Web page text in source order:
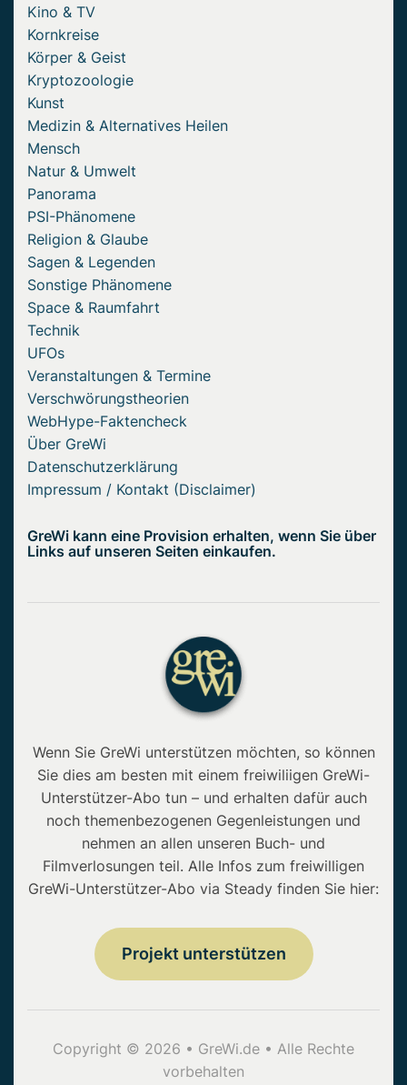
Kino & TV
Kornkreise
Körper & Geist
Kryptozoologie
Kunst
Medizin & Alternatives Heilen
Mensch
Natur & Umwelt
Panorama
PSI-Phänomene
Religion & Glaube
Sagen & Legenden
Sonstige Phänomene
Space & Raumfahrt
Technik
UFOs
Veranstaltungen & Termine
Verschwörungstheorien
WebHype-Faktencheck
Über GreWi
Datenschutzerklärung
Impressum / Kontakt (Disclaimer)
GreWi kann eine Provision erhalten, wenn Sie über
Links auf unseren Seiten einkaufen.
Wenn Sie GreWi unterstützen möchten, so können
Sie dies am besten mit einem freiwiliigen GreWi-
Unterstützer-Abo tun – und erhalten dafür auch
noch themenbezogenen Gegenleistungen und
nehmen an allen unseren Buch- und
Filmverlosungen teil. Alle Infos zum freiwilligen
GreWi-Unterstützer-Abo via Steady finden Sie hier:
Projekt unterstützen
Copyright © 2026 • GreWi.de • Alle Rechte
vorbehalten